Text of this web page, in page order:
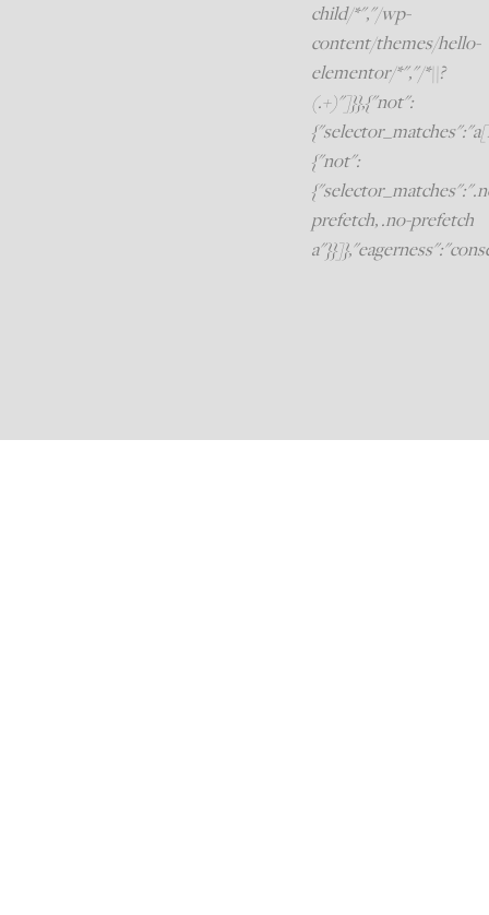
child/*","/wp-
content/themes/hello-
elementor/*","/*\\?
(.+)"]}},{"not":
{"not":
prefetch, .no-prefetch